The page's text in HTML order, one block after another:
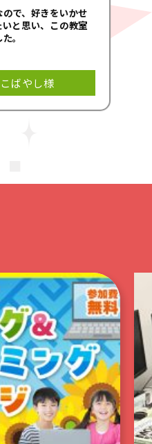
で、好きをいかせ
と思い、この教室
。
ばやし様